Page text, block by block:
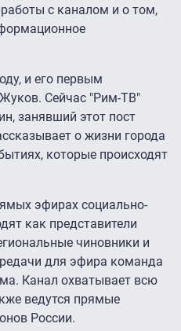
с каналом и о том,
и его первым
Сейчас "Рим-ТВ"
занявший этот пост
о жизни города
которые происходят
эфирах социально-
как представители
чиновники и
для эфира команда
Канал охватывает всю
ведутся прямые
России.